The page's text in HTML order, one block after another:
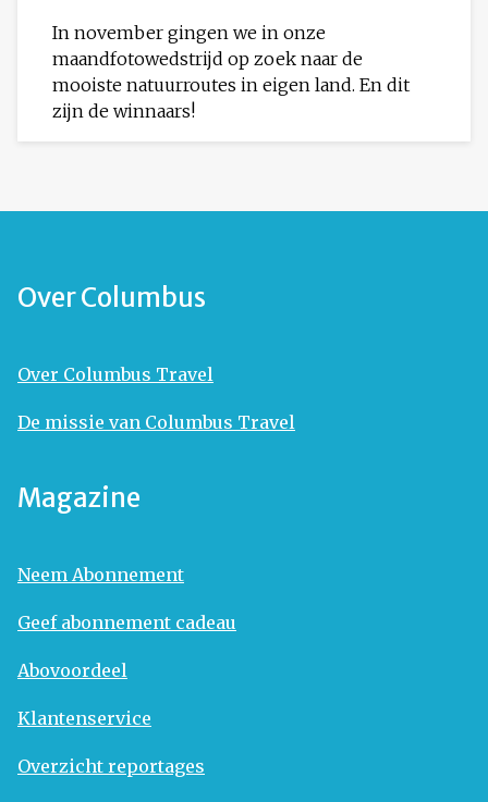
In november gingen we in onze
maandfotowedstrijd op zoek naar de
mooiste natuurroutes in eigen land. En dit
zijn de winnaars!
Over Columbus
Over Columbus Travel
De missie van Columbus Travel
Magazine
Neem Abonnement
Geef abonnement cadeau
Abovoordeel
Klantenservice
Overzicht reportages